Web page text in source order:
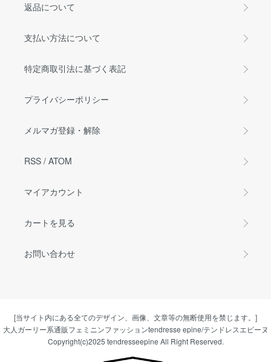
返品について
支払い方法について
特定商取引法に基づく表記
プライバシーポリシー
メルマガ登録・解除
RSS / ATOM
マイアカウント
カートを見る
お問い合わせ
[当サイト内にある全てのデザイン、画像、文章等の無断使用を禁じます。]
大人ガーリー系通販フェミニンファッションtendresse epine/テンドレスエピーヌ
Copyright(c)2025 tendresseepine All Right Reserved.